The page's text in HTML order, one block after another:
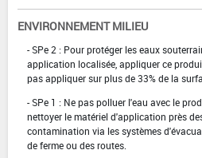
ENVIRONNEMENT MILIEU
- SPe 2 : Pour protéger les eaux
application localisée, appliquer ce
pas appliquer sur plus de 33% de la
- SPe 1 : Ne pas polluer l'eau avec le
nettoyer le matériel d'application près
contamination via les systèmes
de ferme ou des routes.